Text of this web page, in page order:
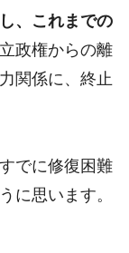
、これまでの
政権からの離
関係に、終止
でに修復困難
に思います。